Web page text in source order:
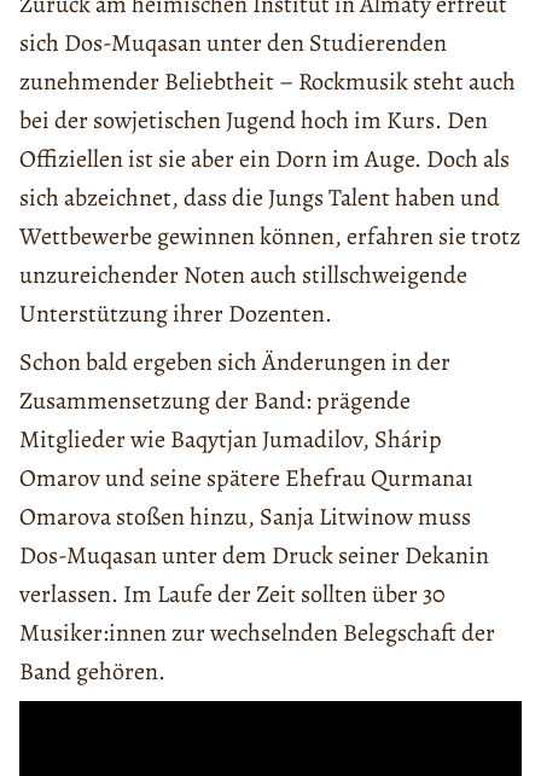
sich Dos-Muqasan unter den Studierenden
zunehmender Beliebtheit – Rockmusik steht auch
bei der sowjetischen Jugend hoch im Kurs. Den
Offiziellen ist sie aber ein Dorn im Auge. Doch als
sich abzeichnet, dass die Jungs Talent haben und
Wettbewerbe gewinnen können, erfahren sie trotz
unzureichender Noten auch stillschweigende
Unterstützung ihrer Dozenten.
Schon bald ergeben sich Änderungen in der
Zusammensetzung der Band: prägende
Mitglieder wie Baqytjan Jumadilov, Shárip
Omarov und seine spätere Ehefrau Qurmanaı
Omarova stoßen hinzu, Sanja Litwinow muss
Dos-Muqasan unter dem Druck seiner Dekanin
verlassen. Im Laufe der Zeit sollten über 30
Musiker:innen zur wechselnden Belegschaft der
Band gehören.